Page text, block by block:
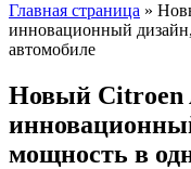
Главная страница »
инновационный
автомобиле
Новый Citroen
мощность в